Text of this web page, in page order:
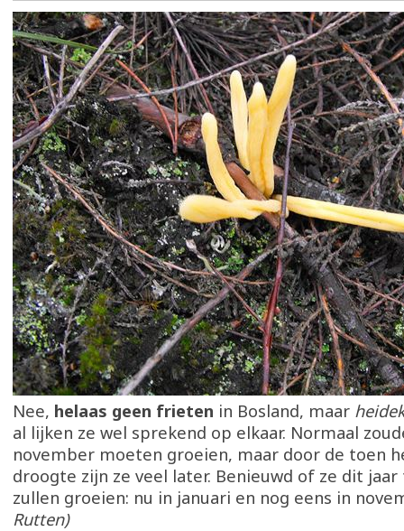
Nee, helaas geen frieten in Bosland, maar
al lijken ze wel sprekend op elkaar. Normaal
november moeten groeien, maar door de toen
droogte zijn ze veel later. Benieuwd of ze dit
zullen groeien: nu in januari en nog eens in
Rutten)